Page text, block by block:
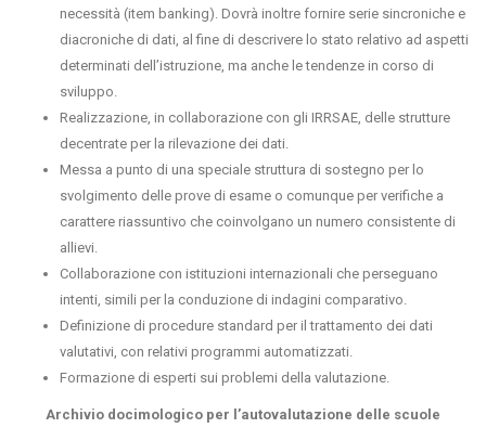
necessità (item banking). Dovrà inoltre fornire serie sincroniche e
diacroniche di dati, al fine di descrivere lo stato relativo ad aspetti
determinati dell’istruzione, ma anche le tendenze in corso di
sviluppo.
Realizzazione, in collaborazione con gli IRRSAE, delle strutture
decentrate per la rilevazione dei dati.
Messa a punto di una speciale struttura di sostegno per lo
svolgimento delle prove di esame o comunque per verifiche a
carattere riassuntivo che coinvolgano un numero consistente di
allievi.
Collaborazione con istituzioni internazionali che perseguano
intenti, simili per la conduzione di indagini comparativo.
Definizione di procedure standard per il trattamento dei dati
valutativi, con relativi programmi automatizzati.
Formazione di esperti sui problemi della valutazione.
Archivio docimologico per l’autovalutazione delle scuole